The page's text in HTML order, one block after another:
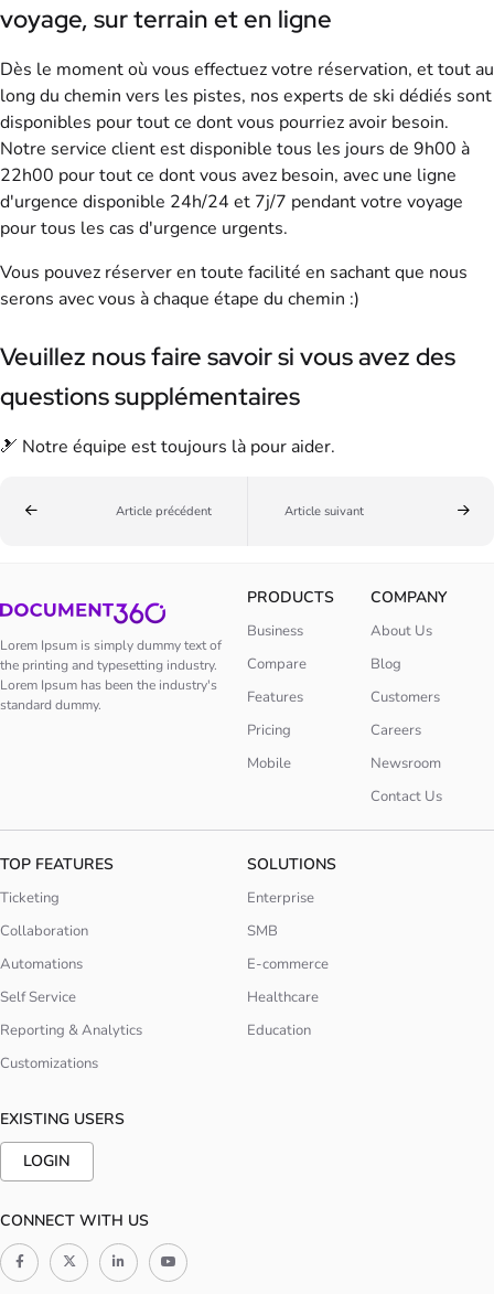
voyage, sur terrain et en ligne
Dès le moment où vous effectuez votre réservation, et tout au
long du chemin vers les pistes, nos experts de ski dédiés sont
disponibles pour tout ce dont vous pourriez avoir besoin.
Notre service client est disponible tous les jours de 9h00 à
22h00 pour tout ce dont vous avez besoin, avec une ligne
d'urgence disponible 24h/24 et 7j/7 pendant votre voyage
pour tous les cas d'urgence urgents.
Vous pouvez réserver en toute facilité en sachant que nous
serons avec vous à chaque étape du chemin :)
Veuillez nous faire savoir si vous avez des
questions supplémentaires
🎿 Notre équipe est toujours là pour aider.
Article précédent Article suivant
Lorem Ipsum is simply dummy text of
the printing and typesetting industry.
Lorem Ipsum has been the industry's
standard dummy.
PRODUCTS
Business
Compare
Features
Pricing
Mobile
COMPANY
About Us
Blog
Customers
Careers
Newsroom
Contact Us
TOP FEATURES
Ticketing
Collaboration
Automations
Self Service
Reporting & Analytics
Customizations
SOLUTIONS
Enterprise
SMB
E-commerce
Healthcare
Education
EXISTING USERS
LOGIN
CONNECT WITH US